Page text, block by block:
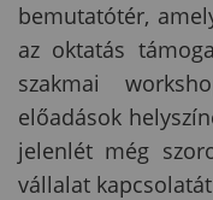
bemutatótér,
az oktatás
szakmai
előadások
jelenlét még
vállalat